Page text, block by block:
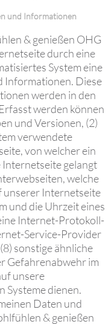
und Informationen
& genießen OHG
durch eine
System eine
Informationen. Diese
werden in den
werden können
und Versionen, (2)
verwendete
von welcher ein
Internetseite gelangt
welche
unserer Internetseite
und die Uhrzeit eines
Internet-Protokoll-
Service-Provider
sonstige ähnliche
Gefahrenabwehr im
unsere
Systeme dienen.
Daten und
& genießen